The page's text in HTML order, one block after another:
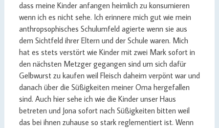
dass meine Kinder anfangen heimlich zu konsumieren
wenn ich es nicht sehe. Ich erinnere mich gut wie mein
anthropsophisches Schulumfeld agierte wenn sie aus
dem Sichtfeld ihrer Eltern und der Schule waren. Mich
hat es stets verstört wie Kinder mit zwei Mark sofort in
den nächsten Metzger gegangen sind um sich dafür
Gelbwurst zu kaufen weil Fleisch daheim verpönt war und
danach über die Süßigkeiten meiner Oma hergefallen
sind. Auch hier sehe ich wie die Kinder unser Haus
betreten und Jona sofort nach Süßigkeiten bitten weil
das bei ihnen zuhause so stark reglementiert ist. Wenn